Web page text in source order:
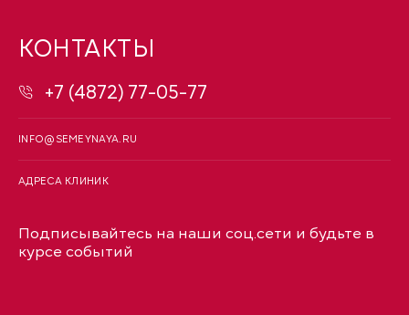
КОНТАКТЫ
+7 (4872) 77-05-77
INFO@SEMEYNAYA.RU
АДРЕСА КЛИНИК
Подписывайтесь на наши соц.сети и будьте в
курсе событий